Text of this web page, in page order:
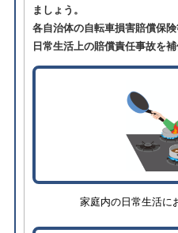
ましょう。
各自治体の自転車損害賠償保
日常生活上の賠償責任事故を補
家庭内の日常生活に